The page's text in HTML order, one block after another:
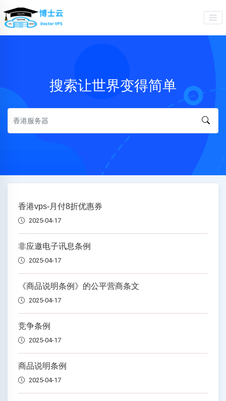
搜索让世界变得简单
香港vps-月付8折优惠券
2025-04-17
非应邀电子讯息条例
2025-04-17
《商品说明条例》的公平营商条文
2025-04-17
竞争条例
2025-04-17
商品说明条例
2025-04-17